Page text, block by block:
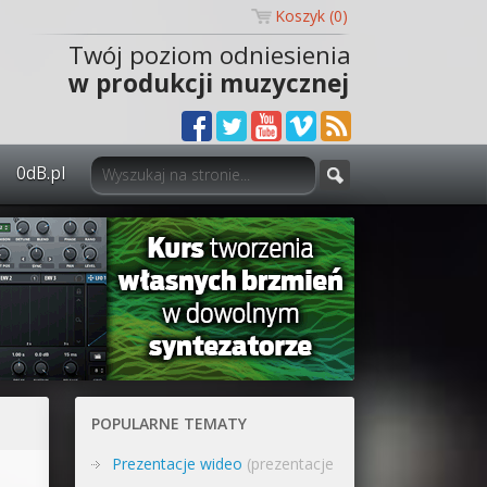
Koszyk (0)
Twój poziom odniesienia
w produkcji muzycznej
0dB.pl
0dB.pl - informacje
Newsletter
Materiały dla mediów
Archiwum aktualności
POPULARNE TEMATY
Prezentacje wideo (prezentacje